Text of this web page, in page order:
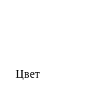
Цвет